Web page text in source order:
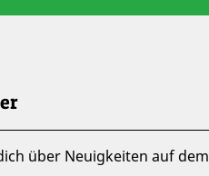
über Neuigkeiten auf dem